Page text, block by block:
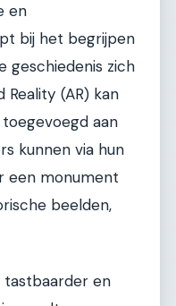
en
bij het begrijpen
geschiedenis zich
(AR) kan
aan
kunnen via hun
een monument
beelden,
tastbaarder en